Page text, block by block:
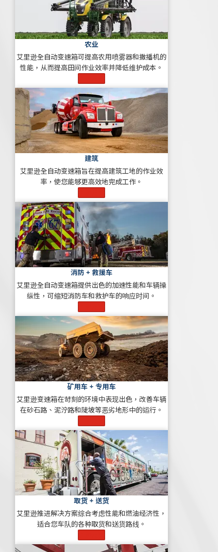
农业
艾里逊全自动变速箱可提高农用喷雾器和撒播机的
性能，从而提高田间作业效率并降低维护成本。
建筑
艾里逊全自动变速箱旨在提高建筑工地的作业效
率，使您能够更高效地完成工作。
消防 + 救援车
艾里逊全自动变速箱提供出色的加速性能和车辆操
纵性，可缩短消防车和救护车的响应时间。
矿用车 + 专用车
艾里逊变速箱在苛刻的环境中表现出色，改善车辆
在砂石路、泥泞路和陡坡等恶劣地形中的运行。
取货 + 送货
艾里逊推进解决方案综合考虑性能和燃油经济性，
适合您车队的各种取货和送货路线。